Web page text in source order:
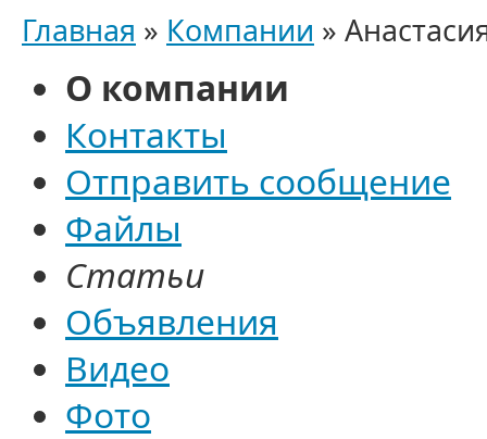
Главная » Компании »
О компании
Контакты
Отправить сообщение
Файлы
Статьи
Объявления
Видео
Фото